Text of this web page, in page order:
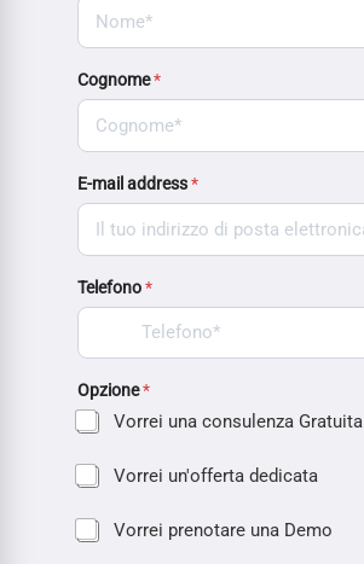
Cognome*
E-mail address*
Telefono*
Opzione*
Vorrei una consulenza Gratuita
Vorrei un'offerta dedicata
Vorrei prenotare una Demo